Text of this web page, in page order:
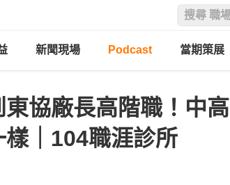
新聞現場 Podcast 當期策展
協廠長高階職！中高
｜104職涯診所